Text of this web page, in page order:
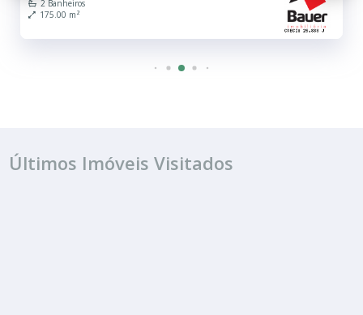
2 Banheiros
175.00 m²
Últimos Imóveis Visitados